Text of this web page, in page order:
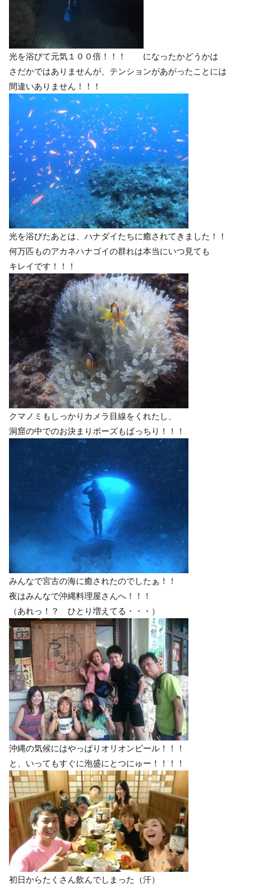
光を浴びて元気１００倍！！！ になったかどうかは
さだかではありませんが、テンションがあがったことには
間違いありません！！！
光を浴びたあとは、ハナダイたちに癒されてきました！！
何万匹ものアカネハナゴイの群れは本当にいつ見ても
キレイです！！！
クマノミもしっかりカメラ目線をくれたし、
洞窟の中でのお決まりポーズもばっちり！！！
みんなで宮古の海に癒されたのでしたぁ！！
夜はみんなで沖縄料理屋さんへ！！！
（あれっ！？ ひとり増えてる・・・）
沖縄の気候にはやっぱりオリオンビール！！！
と、いってもすぐに泡盛にとつにゅー！！！！
初日からたくさん飲んでしまった（汗）